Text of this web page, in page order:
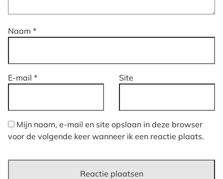
Naam *
E-mail * Site
Mijn naam, e-mail en site opslaan in deze browser
voor de volgende keer wanneer ik een reactie plaats.